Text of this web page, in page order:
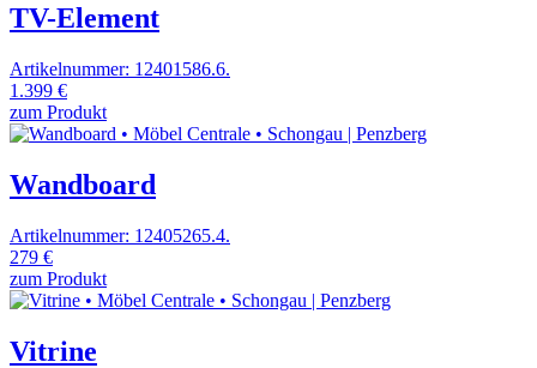
TV-Element
Artikelnummer: 12401586.6.
1.399 €
zum Produkt
Wandboard
Artikelnummer: 12405265.4.
279 €
zum Produkt
Vitrine